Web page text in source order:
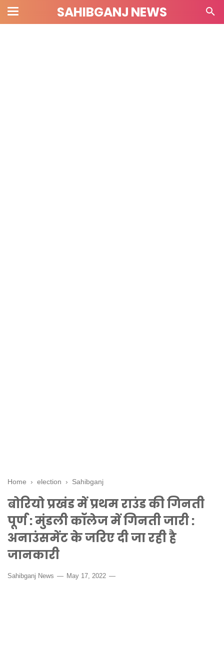
SAHIBGANJ NEWS
Home › election › Sahibganj
बोरियो प्रखंड में प्रथम राउंड की गिनती
पूर्ण : मुंडली कॉलेज में गिनती जारी :
अनाउंसमेंट के जरिए दी जा रही है
जानकारी
Sahibganj News May 17, 2022